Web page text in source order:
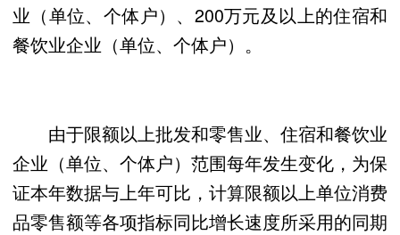
业（单位、个体户）、200万元及以上的住宿和
餐饮业企业（单位、个体户）。
由于限额以上批发和零售业、住宿和餐饮业
企业（单位、个体户）范围每年发生变化，为保
证本年数据与上年可比，计算限额以上单位消费
品零售额等各项指标同比增长速度所采用的同期